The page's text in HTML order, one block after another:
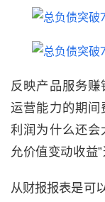
反 映产品服务赚
运营能力的期
利润为什么还会
允价值变动收益
从财报报表是可